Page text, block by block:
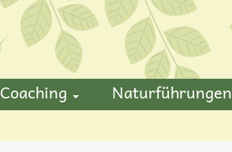
Coaching Naturführungen